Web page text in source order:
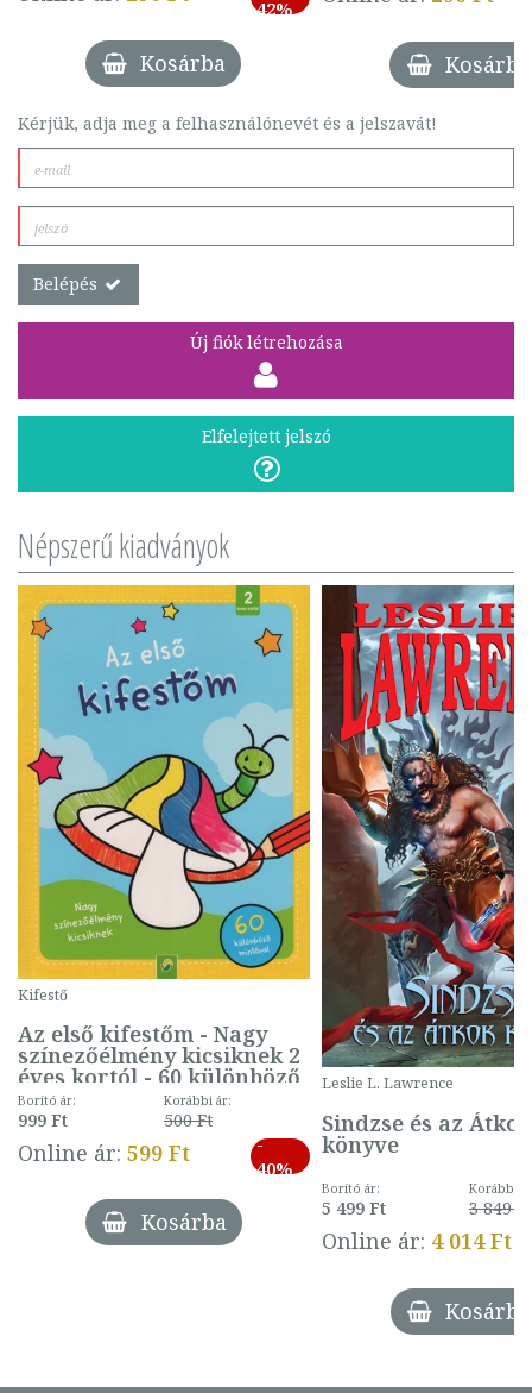
42%
Kosárba Kosárba
Kérjük, adja meg a felhasználónevét és a jelszavát!
Belépés
Új fiók létrehozása
Elfelejtett jelszó
Népszerű kiadványok
Kifestő
Az első kifestőm - Nagy
színezőélmény kicsiknek 2
éves kortól - 60 különböző
mintával (gombás)
Borító ár:
999 Ft
Korábbi ár:
500 Ft
Online ár: 599 Ft
-
40%
Kosárba
Leslie L. Lawrence
Sindzse és az Átkok
könyve
Borító ár:
5 499 Ft
Korábbi
3 849 Ft
Online ár: 4 014 Ft
Kosárba